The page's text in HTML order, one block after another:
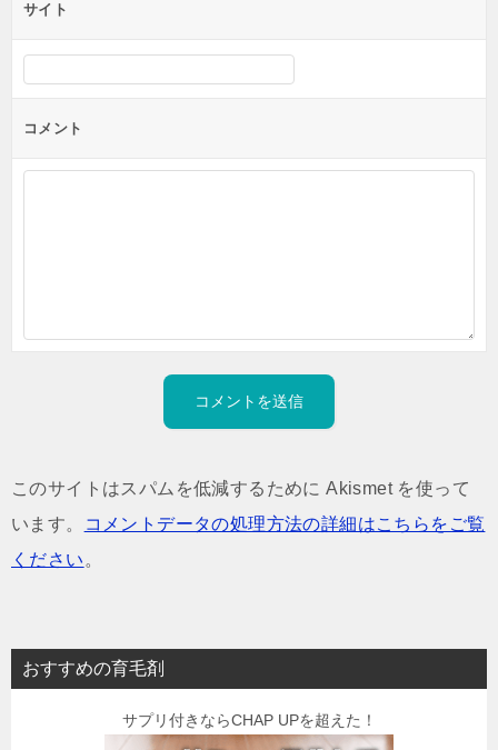
サイト
コメント
このサイトはスパムを低減するために Akismet を使って
います。
コメントデータの処理方法の詳細はこちらをご覧
ください 。
おすすめの育毛剤
サプリ付きならCHAP UPを超えた！